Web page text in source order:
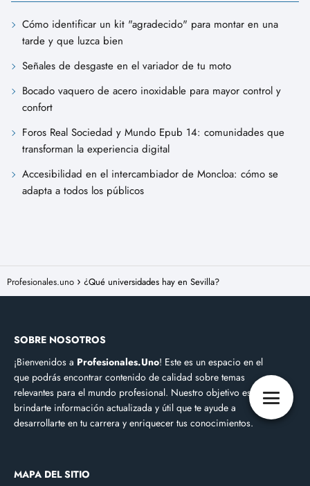
Cómo identificar un kit "agradecido" para montar en una
tarde y que luzca bien
Señales de desgaste en el variador de tu moto
Bocado vaquero de acero inoxidable para mayor control y
confort
Foros Real Sociedad y Mundo Epub 14: comunidades que
transforman la experiencia digital
Accesibilidad en el intercambiador de Moncloa: cómo se
adapta a todos los públicos
Profesionales.uno ¿Qué universidades hay en Sevilla?
SOBRE NOSOTROS
¡Bienvenidos a Profesionales.Uno! Este es un espacio en el
que podrás encontrar contenido de calidad sobre temas
relevantes para el mundo profesional. Nuestro objetivo es
brindarte información actualizada y útil que te ayude a
desarrollarte en tu carrera y enriquecer tus conocimientos.
MAPA DEL SITIO